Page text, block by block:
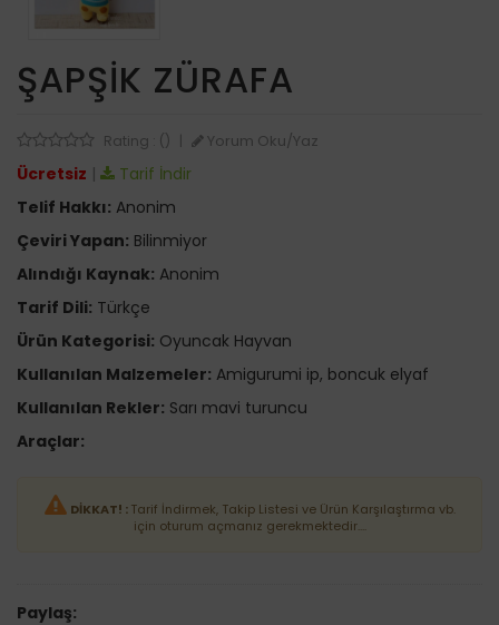
ŞAPŞIK ZÜRAFA
Rating : () Yorum Oku/Yaz
Ücretsiz |
Tarif İndir
Telif Hakkı: Anonim
Çeviri Yapan: Bilinmiyor
Alındığı Kaynak: Anonim
Tarif Dili: Türkçe
Ürün Kategorisi: Oyuncak Hayvan
Kullanılan Malzemeler: Amigurumi ip, boncuk elyaf
Kullanılan Rekler: Sarı mavi turuncu
Araçlar:
DİKKAT! :Tarif İndirmek, Takip Listesi ve Ürün Karşılaştırma vb.
için oturum açmanız gerekmektedir....
Paylaş: